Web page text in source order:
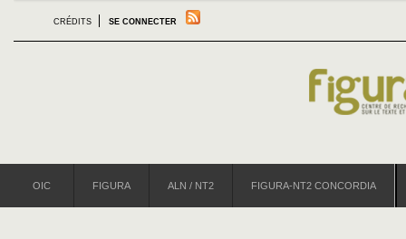
CRÉDITS SE CONNECTER
OIC FIGURA ALN / NT2 FIGURA-NT2 CONCORDIA